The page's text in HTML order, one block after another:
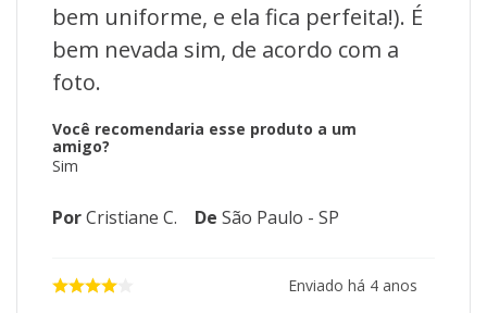
Ficha técnica:
Modelo: Alaska
Altura: 1,80 metros
Diâmetro: 1,14 metros
Material: Alta qualidade
bem uniforme, e ela fica perfeita!). É
bem nevada sim, de acordo com a
foto.
Você recomendaria esse produto a um
amigo?
Sim
PorCristiane C. De São Paulo - SP
Enviado há 4 anos